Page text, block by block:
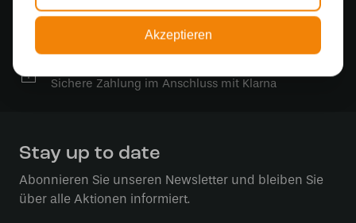
Kostenlose Lichtquellen
Die Bestellung umfasst die Lichtquelle
Sichere Zahlung im Anschluss mit Klarna
Akzeptieren
Stay up to date
Abonnieren Sie unseren Newsletter und bleiben Sie
über alle Aktionen informiert.